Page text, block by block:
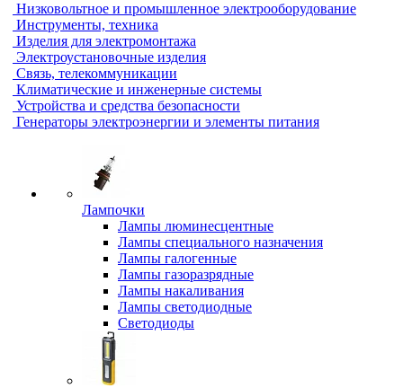
Низковольтное и промышленное электрооборудование
Инструменты, техника
Изделия для электромонтажа
Электроустановочные изделия
Связь, телекоммуникации
Климатические и инженерные системы
Устройства и средства безопасности
Генераторы электроэнергии и элементы питания
Лампочки
Лампы люминесцентные
Лампы специального назначения
Лампы галогенные
Лампы газоразрядные
Лампы накаливания
Лампы светодиодные
Светодиоды